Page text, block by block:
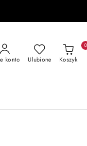
konto Ulubione Koszyk
0